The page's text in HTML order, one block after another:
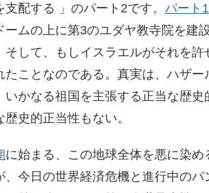
配する 」のパート2です。 パート1
ームの上に第3のユダヤ教寺院を建
そして、もしイスラエルがそれを
たことなのである。真実は、ハザ
いかなる祖国を主張する正当な歴
史的正当性もない。
に始まる、この地球全体を悪に染
、今日の世界経済危機と進行中のパ